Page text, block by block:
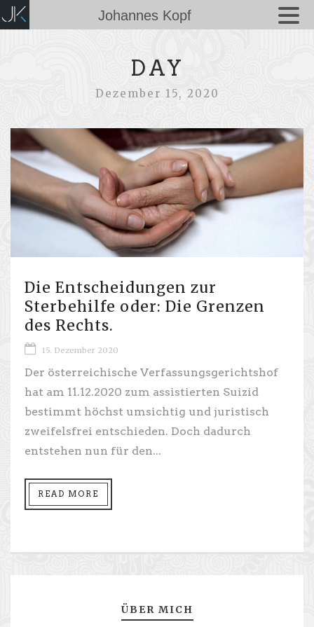
DAY
Dezember 15, 2020
Die Entscheidungen zur
Sterbehilfe oder: Die Grenzen
des Rechts.
15. Dezember 2020
Der österreichische Verfassungsgerichtshof
hat am 11.12.2020 zum assistierten Suizid
bestimmt höchst umsichtig und juristisch
zweifelsfrei entschieden. Doch dadurch
entstehen nun für den...
READ MORE
ÜBER MICH
Johannes Kopf